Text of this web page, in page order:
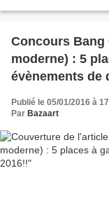
Concours Bang
moderne) : 5
évènements de
Publié le 05/01/2016 à
Par Bazaart